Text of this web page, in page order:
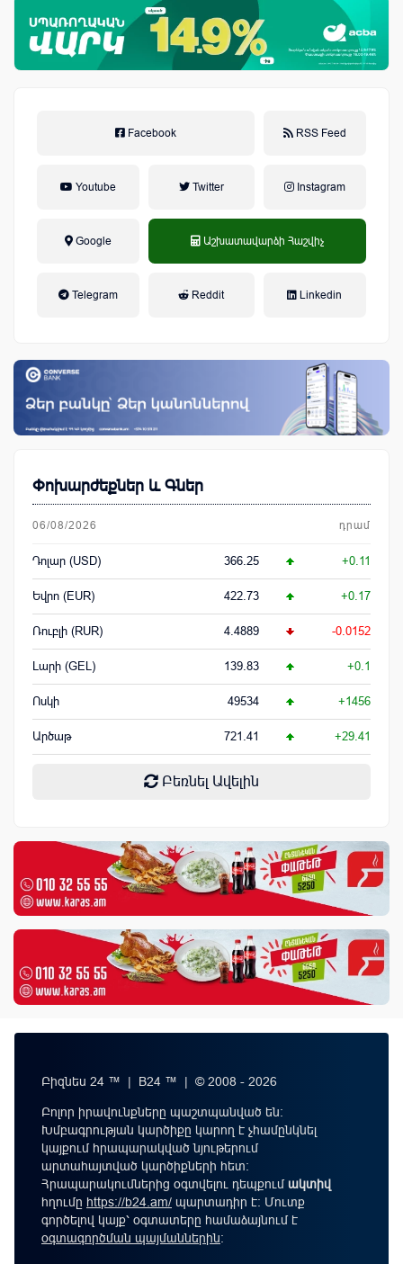
Facebook RSS Feed
Youtube Twitter Instagram
Google Աշխատավարձի Հաշվիչ
Telegram Reddit Linkedin
Փոխարժեքներ և Գներ
06/08/2026 դրամ
Դոլար (USD) 366.25 +0.11
Եվրո (EUR) 422.73 +0.17
Ռուբլի (RUR) 4.4889 -0.0152
Լարի (GEL) 139.83 +0.1
Ոսկի 49534 +1456
Արծաթ 721.41 +29.41
Բեռնել Ավելին
Բիզնես 24 ™ | B24 ™ | © 2008 - 2026
Բոլոր իրավունքները պաշտպանված են:
Խմբագրության կարծիքը կարող է չհամընկնել
կայքում հրապարակված նյութերում
արտահայտված կարծիքների հետ:
Հրապարակումներից օգտվելու դեպքումակտիվ
հղումը https://b24.am/ պարտադիր է: Մուտք
գործելով կայք՝ օգտատերը համաձայնում է
օգտագործման պայմաններին։